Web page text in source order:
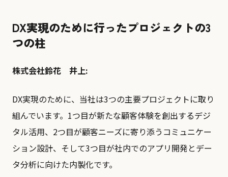
DX実現のために行ったプロジェクトの3
つの柱
株式会社鈴花 井上:
DX実現のために、当社は3つの主要プロジェクトに取り
組んでいます。1つ目が新たな顧客体験を創出するデジ
タル活用、2つ目が顧客ニーズに寄り添うコミュニケー
ション設計、そして3つ目が社内でのアプリ開発とデー
タ分析に向けた内製化です。